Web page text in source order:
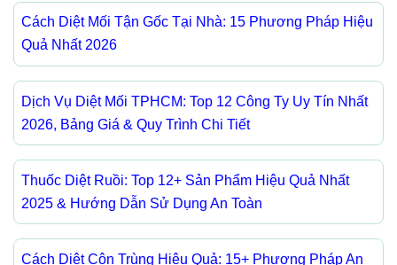
Cách Diệt Mối Tận Gốc Tại Nhà: 15 Phương Pháp Hiệu
Quả Nhất 2026
Dịch Vụ Diệt Mối TPHCM: Top 12 Công Ty Uy Tín Nhất
2026, Bảng Giá & Quy Trình Chi Tiết
Thuốc Diệt Ruồi: Top 12+ Sản Phẩm Hiệu Quả Nhất
2025 & Hướng Dẫn Sử Dụng An Toàn
Cách Diệt Côn Trùng Hiệu Quả: 15+ Phương Pháp An